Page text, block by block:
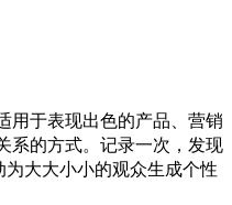
用于表现出色的产品、营销
系的方式。记录一次，发现
大大小小的观众生成个性